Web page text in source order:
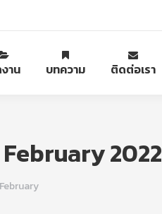
าน บทความ ติดต่อเรา
February 2022
February